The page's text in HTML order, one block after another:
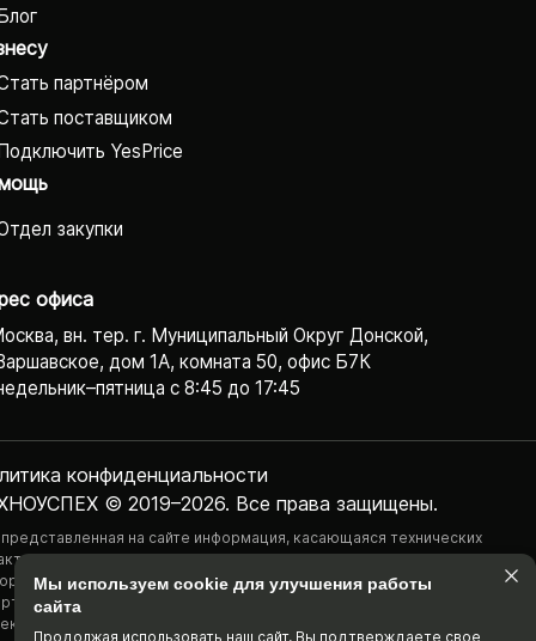
партнёром
поставщиком
YesPrice
закупки
офиса
вн. тер. г. Муниципальный Округ Донской,
дом 1А, комната 50, офис Б7К
с 8:45 до 17:45
© 2019–2026. Все права защищены.
конфиденциаль­ности
на сайте информация, касающаяся технических
наличия на складе, стоимости товаров, носит
характер и ни при каких условиях не является публичной
определяемой положениями Статьи 437(2) Гражданского
РФ.
Мы используем cookie для улучшения работы
сайта
Продолжая использовать наш cайт, Вы подтвержда­ете свое